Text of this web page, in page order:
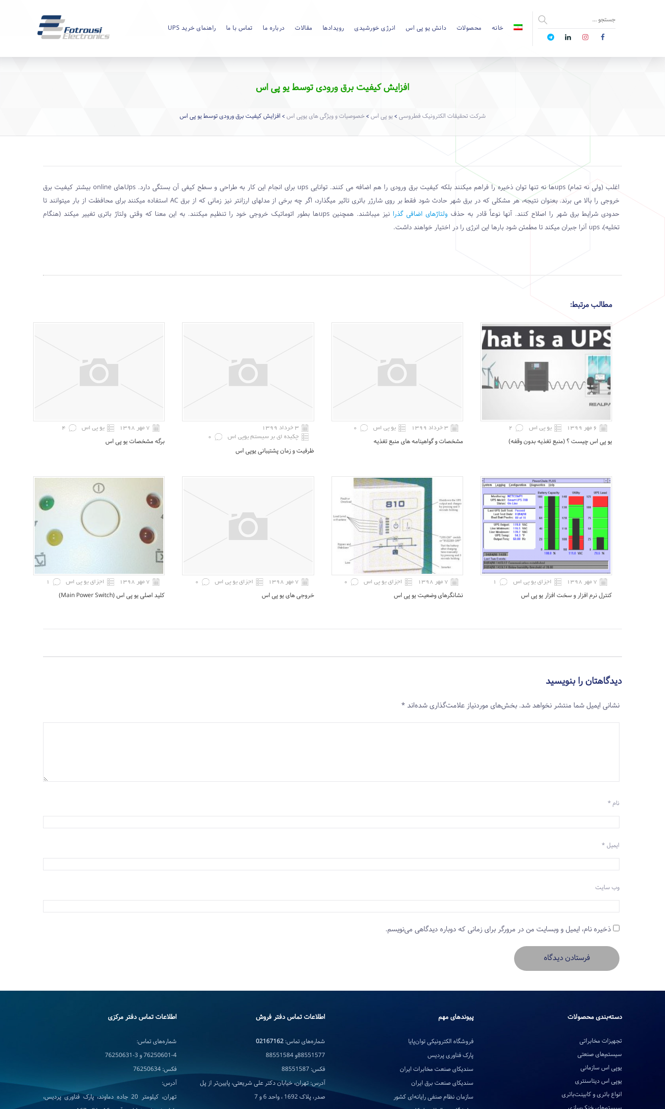
خانه محصولات دانش یو پی اس انرژی خورشیدی رویدادها مقالات درباره ما تماس با ما راهنمای خرید UPS
افزایش کیفیت برق ورودی توسط یو پی اس
شرکت تحقیقات الکترونیک فطروسی > یو پی اس >خصوصیات و ویژگی های یوپی اس > افزایش کیفیت برق ورودی توسط یو پی اس
اغلب (ولی نه تمام) upsها نه تنها توان ذخیره را فراهم میکنند بلکه کیفیت برق ورودی را هم اضافه می کنند. توانایی ups برای انجام این کار به طراحی و سطح کیفی آن بستگی دارد. Upsهای online بیشتر کیفیت برق
خروجی را بالا می برند. بعنوان نتیجه، هر مشکلی که در برق شهر حادث شود فقط بر روی شارژر باتری تاثیر میگذارد، اگر چه برخی از مدلهای ارزانتر نیز زمانی که از برق ACاستفاده میکنند برای محافظت از بار میتوانند تا
حدودی شرایط برق شهر را اصلاح کنند. آنها نوعاً قادر به حذف ولتاژهای اضافی گذرا نیز میباشند. همچنین upsها بطور اتوماتیک خروجی خود را تنظیم میکنند. به این معنا که وقتی ولتاژ باتری تغییر میکند (هنگام
تخلیه)، ups آنرا جبران میکند تا مطمئن شود بارها این انرژی را در اختیار خواهند داشت.
مطالب مرتبط:
۶ مهر ۱۳۹۹ یو پی اس 2
یو ‌پی اس چیست ؟ (منبع تغذیه بدون وقفه)
۳ خرداد ۱۳۹۹ یو پی اس 0
مشخصات و گواهینامه های منبع تغذیه
۳ خرداد ۱۳۹۹
چکیده ای بر سیستم یوپی اس
0
ظرفیت و زمان پشتیبانی یوپی اس
۷ مهر ۱۳۹۸ یو پی اس 4
برگه مشخصات یو پی اس
۷ مهر ۱۳۹۸ اجزای یو پی اس 1
کنترل نرم افزار و سخت افزار یو پی اس
۷ مهر ۱۳۹۸ اجزای یو پی اس 0
نشانگرهای وضعیت یو پی اس
۷ مهر ۱۳۹۸ اجزای یو پی اس 0
خروجی های یو پی اس
۷ مهر ۱۳۹۸ اجزای یو پی اس 1
کلید اصلی یو پی اس (Main Power Switch)
دیدگاهتان را بنویسید
نشانی ایمیل شما منتشر نخواهد شد. بخش‌های موردنیاز علامت‌گذاری شده‌اند *
نام *
ایمیل *
وب‌ سایت
ذخیره نام، ایمیل و وبسایت من در مرورگر برای زمانی که دوباره دیدگاهی می‌نویسم.
اطلاعات تماس دفتر مرکزی
شماره‌های تماس:
76250601-4 و 3-76250631
فکس: 76250634
آدرس:
تهران، کیلومتر 20 جاده دماوند، پارک فناوری پردیس،
اطلاعات تماس دفتر فروش
شماره‌های تماس: 02167162
88551577و 88551584
فکس: 88551587
آدرس: تهران، خیابان دکتر علی شریعتی، پایین‌تر از پل
صدر، پلاک 1692 ، واحد 6 و 7
پیوندهای مهم
فروشگاه الکترونیکی توان‌پایا
پارک فناوری پردیس
سندیکای صنعت مخابرات ایران
سندیکای صنعت برق ایران
سازمان نظام صنفی رایانه‌ای کشور
دسته‌بندی محصولات
تجهیزات مخابراتی
سیستم‌های صنعتی
یوپی اس سازمانی
یوپی اس دیتاسنتری
انواع باتری و کابینت‌باتری